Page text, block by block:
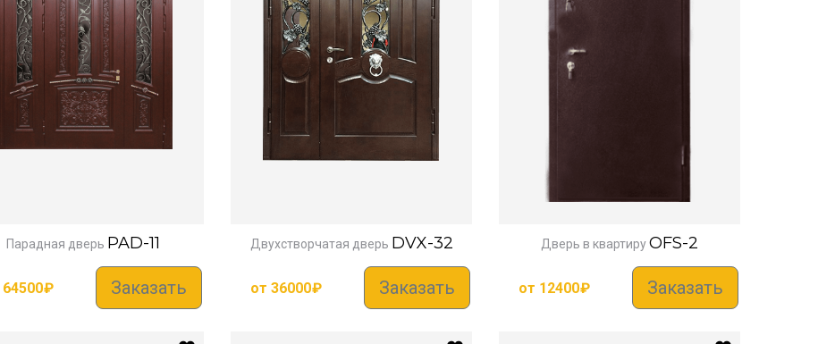
Парадная дверь PAD-11
64500₽ Заказать
Двухстворчатая дверь DVX-32
от 36000₽ Заказать
Дверь в квартируOFS-2
от 12400₽ Заказать